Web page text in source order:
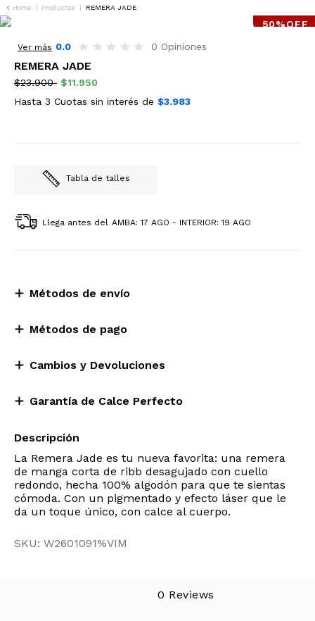
Home | Productos | REMERA JADE
50%OFF
Ver más 0.0 0 Opiniones
REMERA JADE
$23.900 $11.950
Hasta 3 Cuotas sin interés de $3.983
Tabla de talles
Llega antes del AMBA: 17 AGO - INTERIOR: 19 AGO
Métodos de envío
Métodos de pago
Cambios y Devoluciones
Garantía de Calce Perfecto
Descripción
La Remera Jade es tu nueva favorita: una remera
de manga corta de ribb desagujado con cuello
redondo, hecha 100% algodón para que te sientas
cómoda. Con un pigmentado y efecto láser que le
da un toque único, con calce al cuerpo.
SKU: W2601091%VIM
0 Reviews